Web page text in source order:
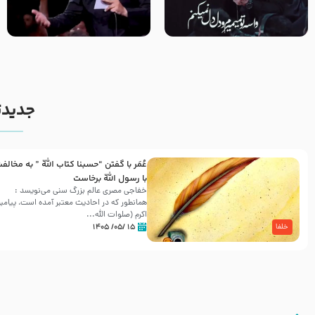
مصداق کربلا – حاج حسین سیب
شور ، حسینا! به‌ حق زهرا «أُنْظُرْ
إِلَینا» – عزاداری شب هفتم ماه
خلفا
عُمَر با گفتن “حسبنا كتاب اللّه ” به
با رسول اللّه برخاست
خفاجی مصری عالم بزرگ سنی می‌نویسد :
همانطور که در احادیث معتبر آمده است،
اکرم (صلوات اللّه...
۱۵ /۰۵/ ۱۴۰۵